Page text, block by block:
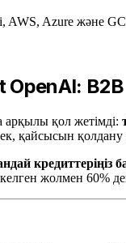
Azure және
OpenAI:
арқылы қол жетімді:
қайсысын қолдану
жолмен 60%